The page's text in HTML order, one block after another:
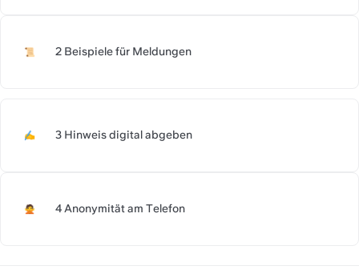
https://slite.com/api/public/
2 Beispiele für Meldungen
https://slite.com/api/public/
3 Hinweis digital abgeben